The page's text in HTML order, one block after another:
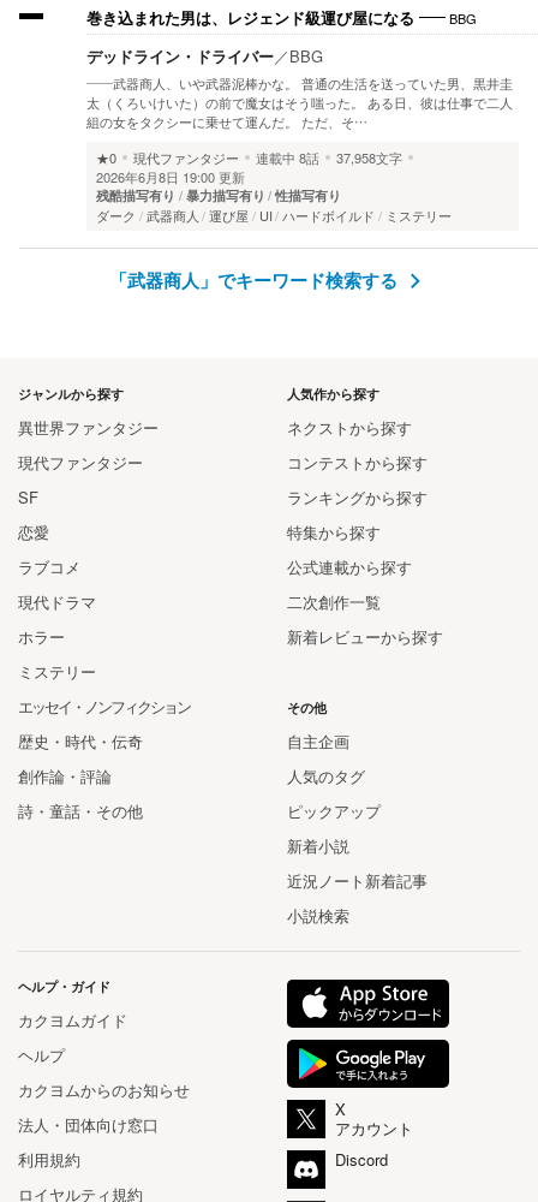
巻き込まれた男は、レジェンド級運び屋になる BBG
デッドライン・ドライバー／BBG
――武器商人、いや武器泥棒かな。 普通の生活を送っていた男、黒井圭
太（くろいけいた）の前で魔女はそう嗤った。 ある日、彼は仕事で二人
組の女をタクシーに乗せて運んだ。 ただ、そ…
★0
現代ファンタジー 連載中 8話
37,958文字
2026年6月8日 19:00 更新
残酷描写有り 暴力描写有り 性描写有り
ダーク 武器商人 運び屋 UI ハードボイルド ミステリー
「武器商人」でキーワード検索する
人気作から探す
ネクストから探す
コンテストから探す
ランキングから探す
特集から探す
公式連載から探す
二次創作一覧
新着レビューから探す
ジャンルから探す
異世界ファンタジー
現代ファンタジー
SF
恋愛
ラブコメ
現代ドラマ
ホラー
ミステリー
エッセイ・ノンフィクション
歴史・時代・伝奇
創作論・評論
詩・童話・その他
その他
自主企画
人気のタグ
ピックアップ
新着小説
近況ノート新着記事
小説検索
ヘルプ・ガイド
カクヨムガイド
ヘルプ
カクヨムからのお知らせ
法人・団体向け窓口
利用規約
ロイヤルティ規約
X
アカウント
Discord